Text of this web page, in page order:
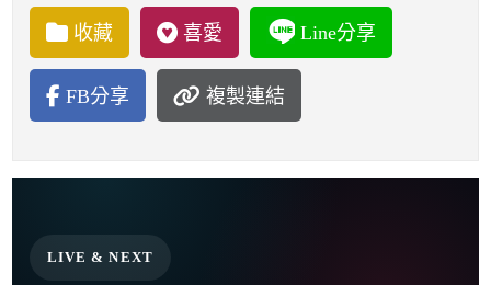
收藏 喜愛 Line分享
FB分享 複製連結
LIVE & NEXT